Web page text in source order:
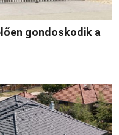
gondoskodik a